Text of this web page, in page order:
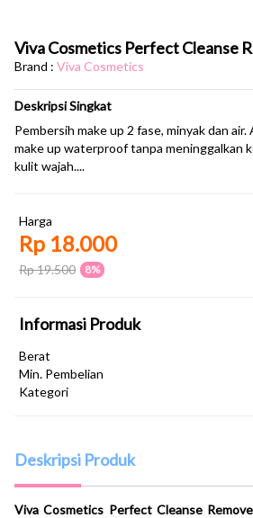
Viva Cosmetics Perfect Cleanse
Brand : Viva Cosmetics
Deskripsi Singkat
Pembersih make up 2 fase, minyak dan
make up waterproof tanpa meninggalkan
kulit wajah....
Harga
Rp 18.000
Rp 19.500 8%
Informasi Produk
Berat
Min. Pembelian
Kategori
Deskripsi Produk
Viva Cosmetics Perfect Cleanse